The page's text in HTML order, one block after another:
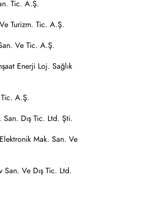
Tic. A.Ş.
Turizm. Tic. A.Ş.
Ve Tic. A.Ş.
Enerji Loj. Sağlık
A.Ş.
Dış Tic. Ltd. Şti.
Mak. San. Ve
San. Ve Dış Tic. Ltd.